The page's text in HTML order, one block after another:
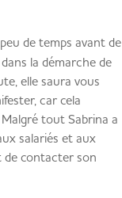
de temps avant de
la démarche de
elle saura vous
car cela
tout Sabrina a
salariés et aux
de contacter son